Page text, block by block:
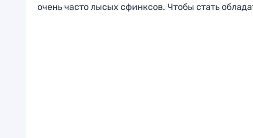
очень часто лысых сфинксов. Чтобы стать